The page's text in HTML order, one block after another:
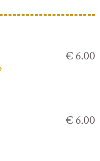
€ 6.00
€ 6.00